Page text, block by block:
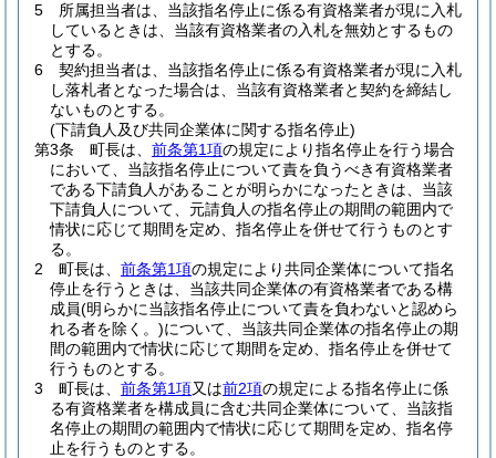
5
所属担当者は、当該指名停止に係る有資格業者が現に入札
しているときは、当該有資格業者の入札を無効とするもの
とする。
6
契約担当者は、当該指名停止に係る有資格業者が現に入札
し落札者となった場合は、当該有資格業者と契約を締結し
ないものとする。
(下請負人及び共同企業体に関する指名停止)
第3条
町長は、 前条第1項の規定により指名停止を行う場合
において、当該指名停止について責を負うべき有資格業者
である下請負人があることが明らかになったときは、当該
下請負人について、元請負人の指名停止の期間の範囲内で
情状に応じて期間を定め、指名停止を併せて行うものとす
る。
2
町長は、 前条第1項の規定により共同企業体について指名
停止を行うときは、当該共同企業体の有資格業者である構
成員(明らかに当該指名停止について責を負わないと認めら
れる者を除く。)について、当該共同企業体の指名停止の期
間の範囲内で情状に応じて期間を定め、指名停止を併せて
行うものとする。
3
町長は、 前条第1項又は前2項の規定による指名停止に係
る有資格業者を構成員に含む共同企業体について、当該指
名停止の期間の範囲内で情状に応じて期間を定め、指名停
止を行うものとする。